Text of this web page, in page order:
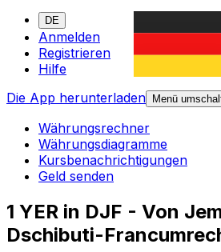
DE
Anmelden
Registrieren
Hilfe
Die App herunterladen
Menü
Währungsrechner
Währungsdiagramme
Kursbenachrichtigungen
Geld senden
1 YER in DJF - Von
Dschibuti-